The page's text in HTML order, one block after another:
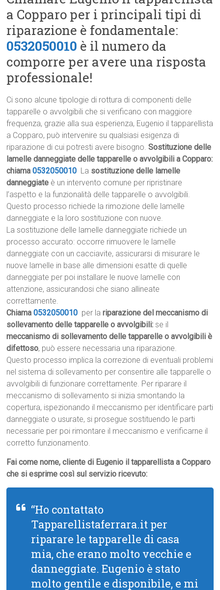
a Copparo per i principali tipi di
riparazione è fondamentale:
0532050010 è il numero da
comporre per avere una risposta
professionale!
Ci sono alcune tipologie di rottura di componenti delle
tapparelle o avvolgibili che si verificano con maggiore
frequenza, grazie alla sua esperienza, Eugenio il tapparellista
a Copparo, può intervenire su qualsiasi esigenza di
riparazione di cui potresti avere bisogno.Sostituzione delle
lamelle danneggiate delle tapparelle o avvolgibili a Copparo:
chiama0532050010 La sostituzione delle lamelle
danneggiate è un intervento comune per ripristinare
l’aspetto e la funzionalità delle tapparelle o avvolgibili.
Questo processo richiede la rimozione delle lamelle
danneggiate e la loro sostituzione con nuove.
La sostituzione delle lamelle danneggiate richiede un
processo accurato: occorre rimuovere le lamelle
danneggiate con un cacciavite, assicurarsi di misurare le
nuove lamelle in base alle dimensioni esatte di quelle
danneggiate per poi installare le nuove lamelle con
attenzione, assicurandosi che siano allineate
correttamente.
Chiama0532050010 per lariparazione del meccanismo di
sollevamento delle tapparelle o avvolgibili: se il
meccanismo di sollevamento delle tapparelle o avvolgibili è
difettoso, può essere necessaria una riparazione.
Questo processo implica la correzione di eventuali problemi
nel sistema di sollevamento per consentire alle tapparelle o
avvolgibili di funzionare correttamente. Per riparare il
meccanismo di sollevamento si inizia smontando la
copertura, ispezionando il meccanismo per identificare parti
danneggiate o usurate, si prosegue sostituendo le parti
necessarie per poi rimontare il meccanismo e verificarne il
corretto funzionamento.
Fai come nome, cliente di Eugenio il tapparellista a Copparo
che si esprime così sul servizio ricevuto:
“Ho contattato
Tapparellistaferrara.it per
riparare le tapparelle di casa
mia, che erano molto vecchie e
danneggiate. Eugenio è stato
molto gentile e disponibile, e mi